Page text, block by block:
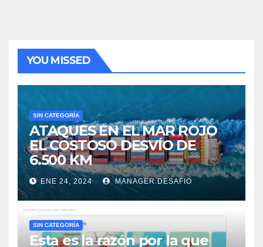
YOU MISSED
SIN CATEGORÍA
ATAQUES EN EL MAR ROJO
EL COSTOSO DESVÍO DE
6.500 KM
ENE 24, 2024 MANAGER.DESAFIO
SIN CATEGORÍA
Esta es la razón por la que